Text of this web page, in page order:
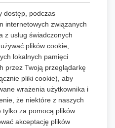
dostęp, podczas
internetowych związanych
z usług świadczonych
plików cookie,
lokalnych pamięci
przez Twoją przeglądarkę
pliki cookie), aby
wrażenia użytkownika i
że niektóre z naszych
tylko za pomocą plików
akceptację plików